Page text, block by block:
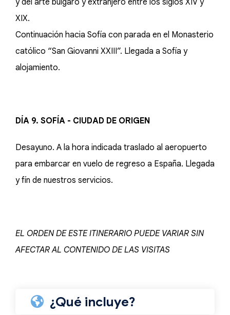
y del arte búlgaro y extranjero entre los siglos XIV y
XIX.
Continuación hacia Sofía con parada en el Monasterio
católico “San Giovanni XXIII”. Llegada a Sofía y
alojamiento.
DÍA 9. SOFÍA - CIUDAD DE ORIGEN
Desayuno. A la hora indicada traslado al aeropuerto
para embarcar en vuelo de regreso a España. Llegada
y fín de nuestros servicios.
EL ORDEN DE ESTE ITINERARIO PUEDE VARIAR SIN
AFECTAR AL CONTENIDO DE LAS VISITAS
¿Qué incluye?